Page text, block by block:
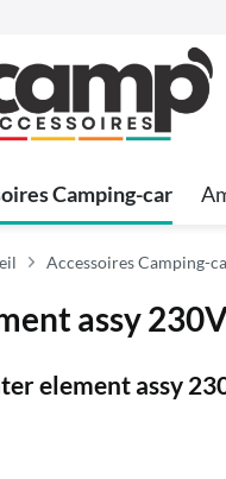
Camping-car
Accessoires Camping-
assy
element assy